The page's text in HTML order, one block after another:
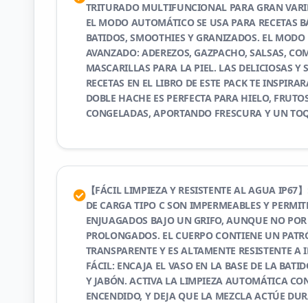
TRITURADO MULTIFUNCIONAL PARA GRAN
EL MODO AUTOMÁTICO SE USA PARA RECETAS
BATIDOS, SMOOTHIES Y GRANIZADOS. EL
AVANZADO: ADEREZOS, GAZPACHO, SALSAS,
MASCARILLAS PARA LA PIEL. LAS DELICIOSAS Y
RECETAS EN EL LIBRO DE ESTE PACK TE
DOBLE HACHE ES PERFECTA PARA HIELO,
CONGELADAS, APORTANDO FRESCURA Y UN
【FÁCIL LIMPIEZA Y RESISTENTE AL AGUA IP67
DE CARGA TIPO C SON IMPERMEABLES Y
ENJUAGADOS BAJO UN GRIFO, AUNQUE NO
PROLONGADOS. EL CUERPO CONTIENE UN
TRANSPARENTE Y ES ALTAMENTE RESISTENTE A
FÁCIL: ENCAJA EL VASO EN LA BASE DE LA
Y JABÓN. ACTIVA LA LIMPIEZA AUTOMÁTICA
ENCENDIDO, Y DEJA QUE LA MEZCLA ACTÚE